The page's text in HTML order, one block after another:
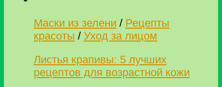
Маски из зелени / Рецепты
красоты / Уход за лицом
Листья крапивы: 5 лучших
рецептов для возрастной кожи